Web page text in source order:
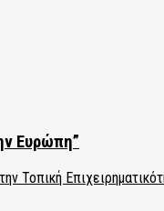
Ευρώπη”